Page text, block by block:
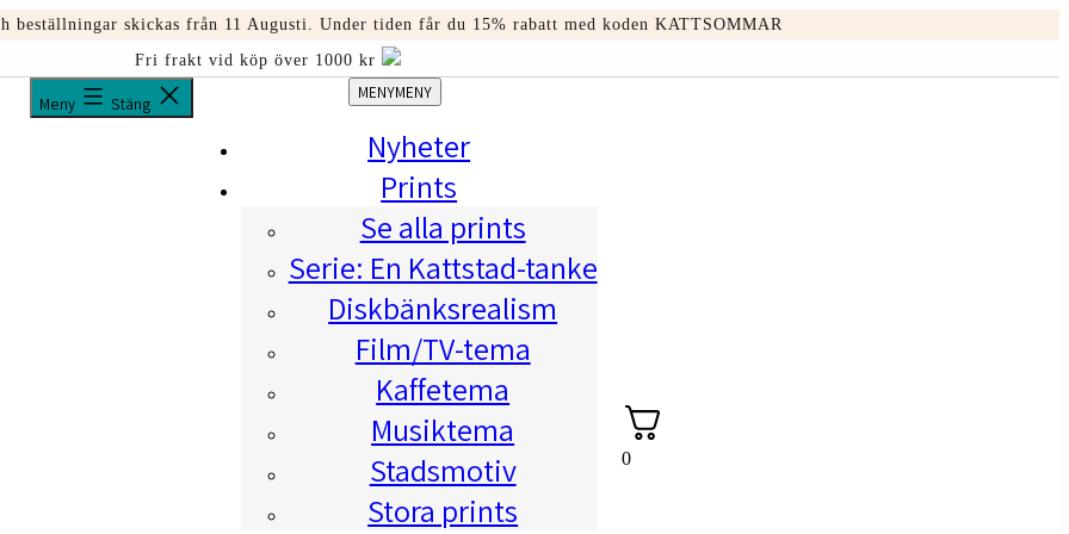
beställningar skickas från 11 Augusti. Under tiden får du 15% rabatt med koden KATTSOMMAR
Fri frakt vid köp över 1000 kr
Meny Stäng
MENYMENY
Nyheter
Prints
Se alla prints
Serie: En Kattstad-tanke
Diskbänksrealism
Film/TV-tema
Kaffetema
Musiktema
Stadsmotiv
Stora prints
0